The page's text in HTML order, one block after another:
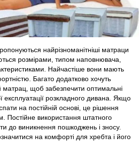
найрізноманітніші матраци
розмірами, типом наповнювача,
Найчастіше вони мають
Багато додатково хочуть
матрац, щоб забезпечити оптимальні
розкладного дивана. Якщо
на постійній основі, це рішення
Постійне використання штатного
до виникнення пошкоджень і зносу.
на комфорті для хребта і його